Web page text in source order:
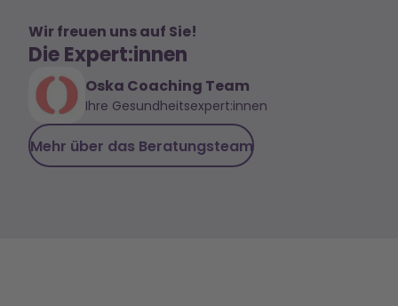
Wir freuen uns auf Sie!
Die Expert:innen
Oska Coaching Team
Ihre Gesundheitsexpert:innen
Mehr über das Beratungsteam